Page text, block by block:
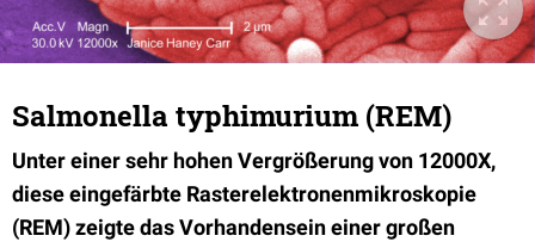
Salmonella typhimurium (REM)
Unter einer sehr hohen Vergrößerung von 12000X,
diese eingefärbte Rasterelektronenmikroskopie
(REM) zeigte das Vorhandensein einer großen